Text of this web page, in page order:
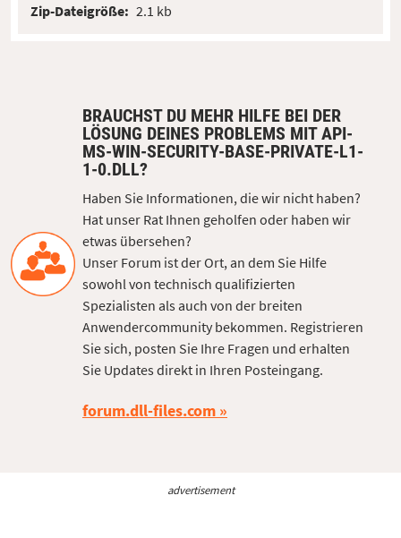
Zip-Dateigröße: 2.1 kb
BRAUCHST DU MEHR HILFE BEI DER
LÖSUNG DEINES PROBLEMS MIT API-
MS-WIN-SECURITY-BASE-PRIVATE-L1-
1-0.DLL?
Haben Sie Informationen, die wir nicht haben?
Hat unser Rat Ihnen geholfen oder haben wir
etwas übersehen?
Unser Forum ist der Ort, an dem Sie Hilfe
sowohl von technisch qualifizierten
Spezialisten als auch von der breiten
Anwendercommunity bekommen. Registrieren
Sie sich, posten Sie Ihre Fragen und erhalten
Sie Updates direkt in Ihren Posteingang.
forum.dll-files.com
advertisement